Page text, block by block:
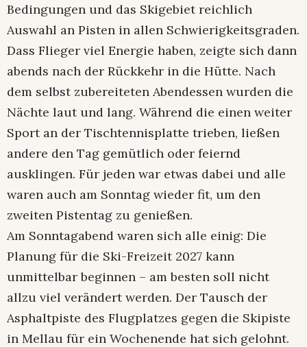
Bedingungen und das Skigebiet reichlich
Auswahl an Pisten in allen Schwierigkeitsgraden.
Dass Flieger viel Energie haben, zeigte sich dann
abends nach der Rückkehr in die Hütte. Nach
dem selbst zubereiteten Abendessen wurden die
Nächte laut und lang. Während die einen weiter
Sport an der Tischtennisplatte trieben, ließen
andere den Tag gemütlich oder feiernd
ausklingen. Für jeden war etwas dabei und alle
waren auch am Sonntag wieder fit, um den
zweiten Pistentag zu genießen.
Am Sonntagabend waren sich alle einig: Die
Planung für die Ski-Freizeit 2027 kann
unmittelbar beginnen – am besten soll nicht
allzu viel verändert werden. Der Tausch der
Asphaltpiste des Flugplatzes gegen die Skipiste
in Mellau für ein Wochenende hat sich gelohnt.